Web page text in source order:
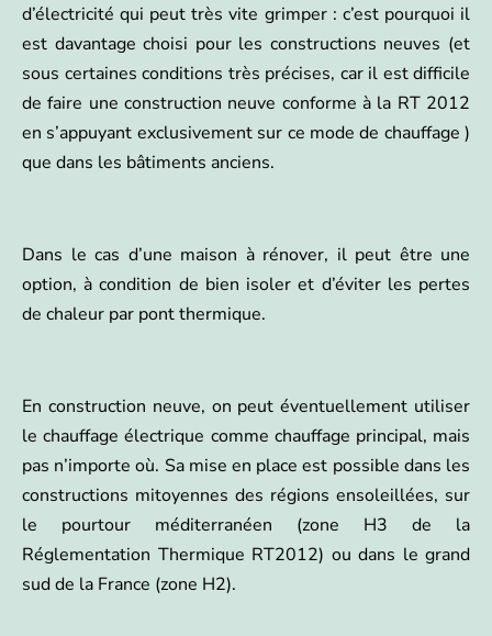
d’électricité qui peut très vite grimper : c’est pourquoi il
est davantage choisi pour les constructions neuves (et
sous certaines conditions très précises, car il est difficile
de faire une construction neuve conforme à la RT 2012
en s’appuyant exclusivement sur ce mode de chauffage )
que dans les bâtiments anciens.
Dans le cas d’une maison à rénover, il peut être une
option, à condition de bien isoler et d’éviter les pertes
de chaleur par pont thermique.
En construction neuve, on peut éventuellement utiliser
le chauffage électrique comme chauffage principal, mais
pas n’importe où. Sa mise en place est possible dans les
constructions mitoyennes des régions ensoleillées, sur
le pourtour méditerranéen (zone H3 de la
Réglementation Thermique RT2012) ou dans le grand
sud de la France (zone H2).